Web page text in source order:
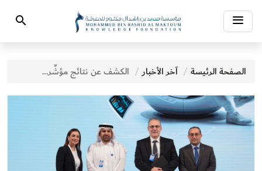
Toggle
navigation
Search
الصفحة الرئيسة آخر الأخبار الكشف عن نتائج مؤشِّر المعرفة العالمي 2024: الإمارات تحتل صدارة مشهد المعرفة في العالم العربي والسويد الأولى عالمياً وإضافة ثماني دول جديدة للمؤشِّر